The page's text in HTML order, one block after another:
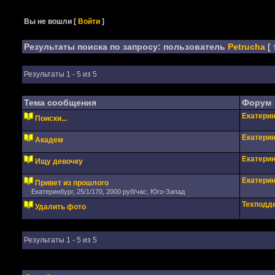
Вы не вошли [Войти ]
Результаты поиска по запросу: пользователь Petrucha[
Результаты 1 - 5 из 5
Тема сообщения Форум
Поиски...
Академ
Ищу девочку
Привет из прошлого
Екатеринбург, 25/1/170, 2000 руб/час, Юго-Запад
Удалить фото
Результаты 1 - 5 из 5